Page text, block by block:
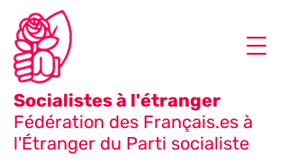
Socialistes à l'étranger
Fédération des Français.es à
l'Étranger du Parti socialiste